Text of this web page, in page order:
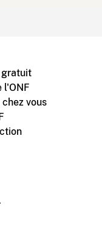
gratuit
l'ONF
vous